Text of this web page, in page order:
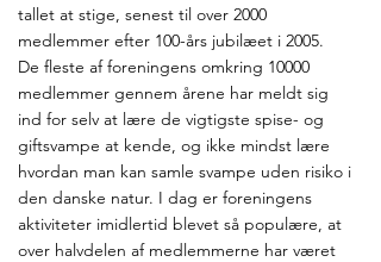
tallet at stige, senest til over 2000
medlemmer efter 100-års jubilæet i 2005.
De fleste af foreningens omkring 10000
medlemmer gennem årene har meldt sig
ind for selv at lære de vigtigste spise- og
giftsvampe at kende, og ikke mindst lære
hvordan man kan samle svampe uden risiko i
den danske natur. I dag er foreningens
aktiviteter imidlertid blevet så populære, at
over halvdelen af medlemmerne har været